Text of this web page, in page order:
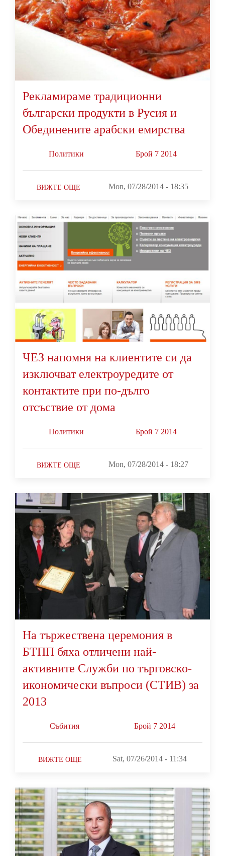
Рекламираме традиционни
български продукти в Русия и
Обединените арабски емирства
Политики Брой 7 2014
ВИЖТЕ ОЩЕ Mon, 07/28/2014 - 18:35
ЧЕЗ напомня на клиентите си да
изключват електроуредите от
контактите при по-дълго
отсъствие от дома
Политики Брой 7 2014
ВИЖТЕ ОЩЕ Mon, 07/28/2014 - 18:27
На тържествена церемония в
БТПП бяха отличени най-
активните Служби по търговско-
икономически въпроси (СТИВ) за
2013
Събития Брой 7 2014
ВИЖТЕ ОЩЕ Sat, 07/26/2014 - 11:34